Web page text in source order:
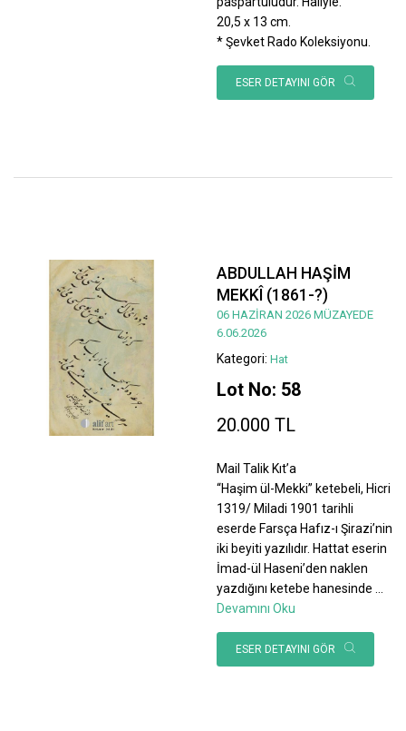
20,5 x 13 cm.
* Şevket Rado Koleksiyonu.
ESER DETAYINI GÖR
ABDULLAH HAŞİM
MEKKÎ (1861-?)
06 HAZİRAN 2026 MÜZAYEDE
6.06.2026
Kategori: Hat
Lot No: 58
20.000 TL
Mail Talik Kıt’a
“Haşim ül-Mekki” ketebeli, Hicri
1319/ Miladi 1901 tarihli
eserde Farsça Hafız-ı Şirazi’nin
iki beyiti yazılıdır. Hattat eserin
İmad-ül Haseni’den naklen
yazdığını ketebe hanesinde
Devamını Oku
ESER DETAYINI GÖR